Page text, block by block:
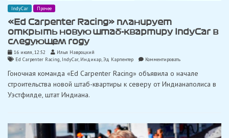
IndyCar Прочее
«Ed Carpenter Racing» планирует
открыть новую штаб-квартиру IndyCar в
следующем году
16 июля, 12:52
Илья Навроцкий
Ed Carpenter Racing, IndyCar, Индикар,Эд Карпентер Комментироватьon
Carpenter
планирует
IndyCar
в
Гоночная команда «Ed Carpenter Racing» объявила о начале
строительства новой штаб-квартиры к северу от Индианаполиса в
Уэстфилде, штат Индиана.